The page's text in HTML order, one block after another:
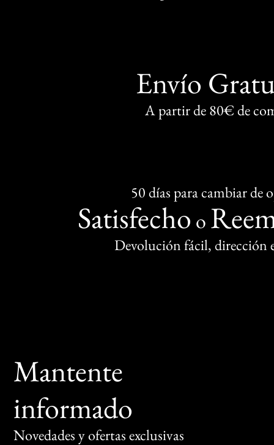
Envío
A partir de 80€ de
50 días para cambiar de
Satisfecho o
Devolución fácil, dirección
Mantente
informado
Novedades y ofertas exclusivas